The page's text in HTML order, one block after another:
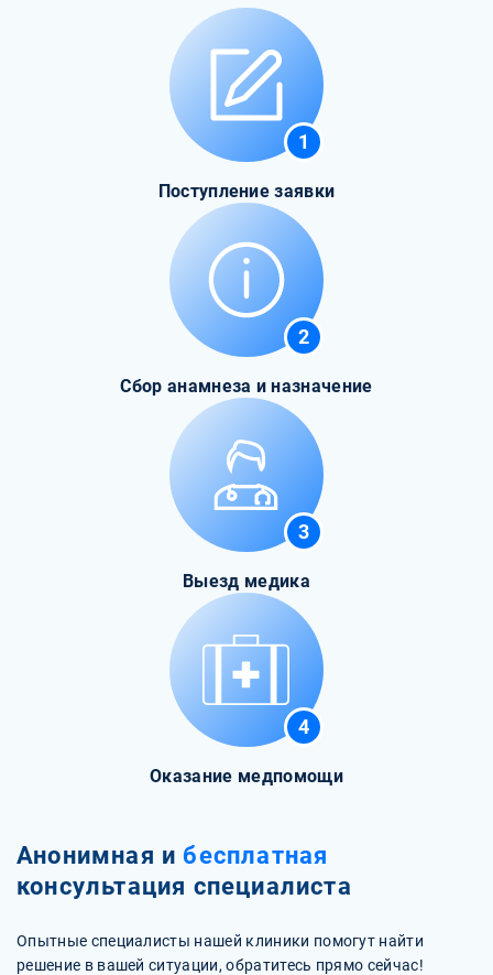
1
Поступление заявки
2
Сбор анамнеза и назначение
3
Выезд медика
4
Оказание медпомощи
Анонимная и бесплатная
консультация специалиста
Опытные специалисты нашей клиники помогут найти
решение в вашей ситуации, обратитесь прямо сейчас!